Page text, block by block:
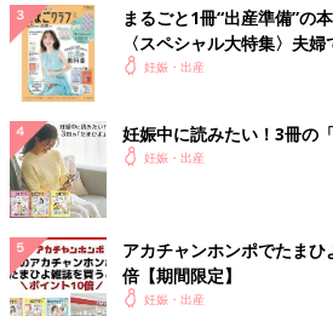
まるごと1冊“出産準備”の
〈スペシャル大特集〉夫
妊娠・出産
妊娠中に読みたい！3冊の
妊娠・出産
アカチャンホンポでたま
倍【期間限定】
妊娠・出産